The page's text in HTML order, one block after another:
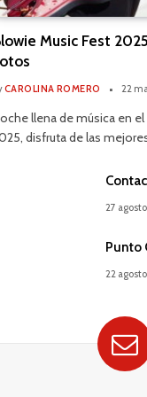
Music Fest
CAROLINA ROMERO 22
llena de música en
disfruta de las
27
Punto
22